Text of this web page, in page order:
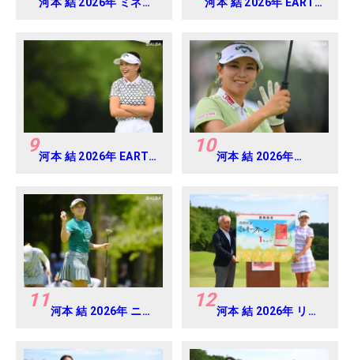
9河本 結 2026年 EARTH
10河本 結 2026年
11河本 結 2026年 ニチ
12河本 結 2026年 リゾ